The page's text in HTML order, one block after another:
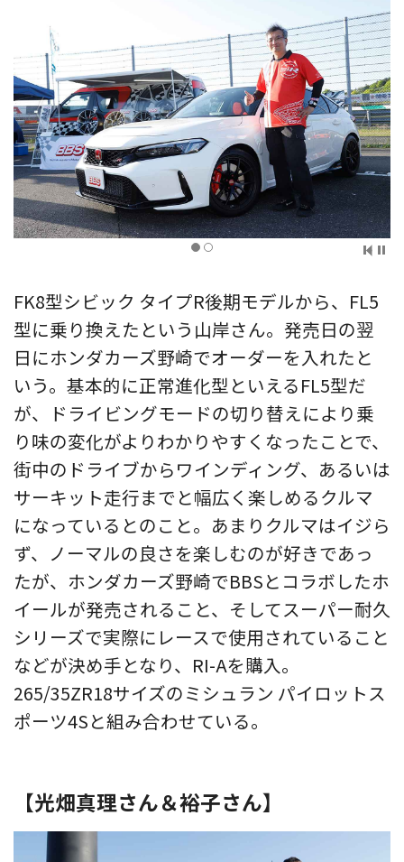
FK8型シビック タイプR後期モデルから、FL5
型に乗り換えたという山岸さん。発売日の翌
日にホンダカーズ野崎でオーダーを入れたと
いう。基本的に正常進化型といえるFL5型だ
が、ドライビングモードの切り替えにより乗
り味の変化がよりわかりやすくなったことで、
街中のドライブからワインディング、あるいは
サーキット走行までと幅広く楽しめるクルマ
になっているとのこと。あまりクルマはイジら
ず、ノーマルの良さを楽しむのが好きであっ
たが、ホンダカーズ野崎でBBSとコラボしたホ
イールが発売されること、そしてスーパー耐久
シリーズで実際にレースで使用されていること
などが決め手となり、RI-Aを購入。
265/35ZR18サイズのミシュラン パイロットス
ポーツ4Sと組み合わせている。
【光畑真理さん＆裕子さん】